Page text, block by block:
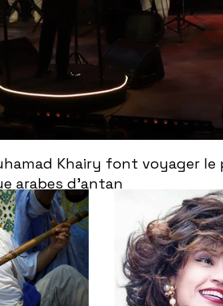
Khairy font voyager
arabes d'antan